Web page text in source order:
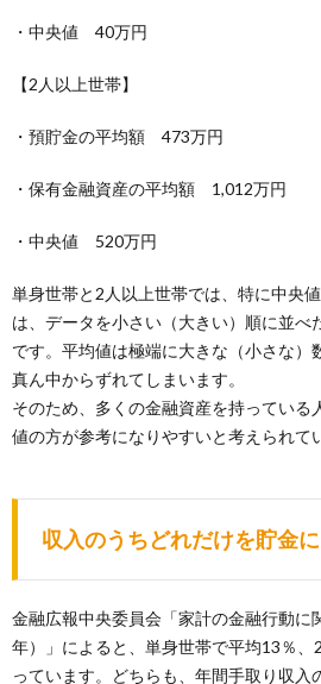
・中央値 40万円
【2人以上世帯】
・預貯金の平均額 473万円
・保有金融資産の平均額 1,012万円
・中央値 520万円
単身世帯と2人以上世帯では、特に中央
は、データを小さい（大きい）順に並べ
です。平均値は極端に大きな（小さな）
真ん中からずれてしまいます。
そのため、多くの金融資産を持っている
値の方が参考になりやすいと考えられて
収入のうちどれだけを貯金
金融広報中央委員会「家計の金融行動に
年）」によると、単身世帯で平均13％
っています。どちらも、年間手取り収入